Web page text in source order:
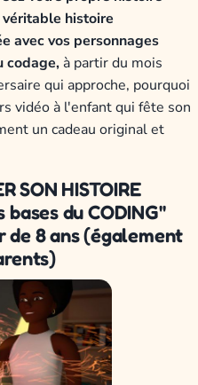
histoire
avec vos personnages
codage, à partir du mois
qui approche, pourquoi
vidéo à l'enfant qui fête son
un cadeau original et
SON HISTOIRE
bases du CODING"
8 ans (également